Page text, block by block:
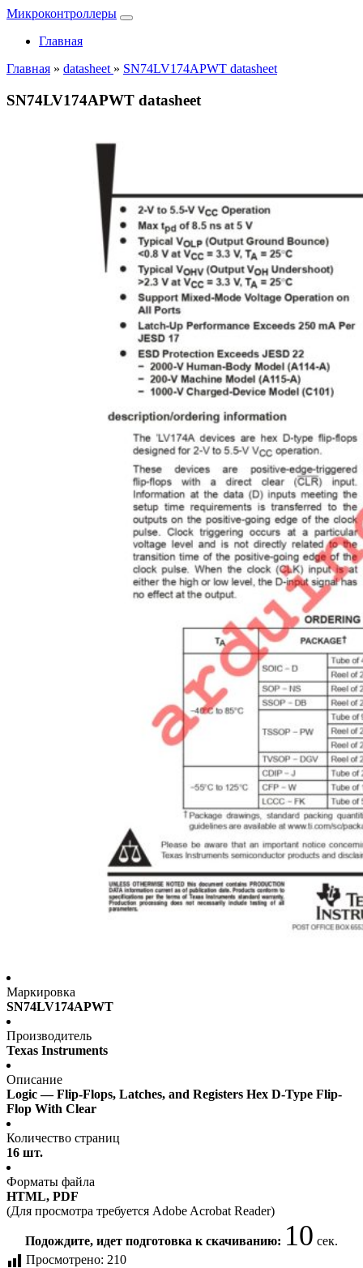
Микроконтроллеры
Главная
Главная » datasheet » SN74LV174APWT datasheet
SN74LV174APWT datasheet
Маркировка
SN74LV174APWT
Производитель
Texas Instruments
Описание
Logic — Flip-Flops, Latches, and Registers Hex D-Type Flip-
Flop With Clear
Количество страниц
16 шт.
Форматы файла
HTML, PDF
(Для просмотра требуется Adobe Acrobat Reader)
Подождите, идет подготовка к скачиванию: 10 сек.
Просмотрено: 210